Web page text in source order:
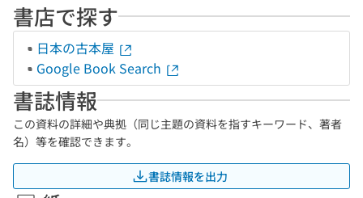
書店で探す
日本の古本屋
Google Book Search
書誌情報
この資料の詳細や典拠（同じ主題の資料を指すキーワード、著者
名）等を確認できます。
書誌情報を出力